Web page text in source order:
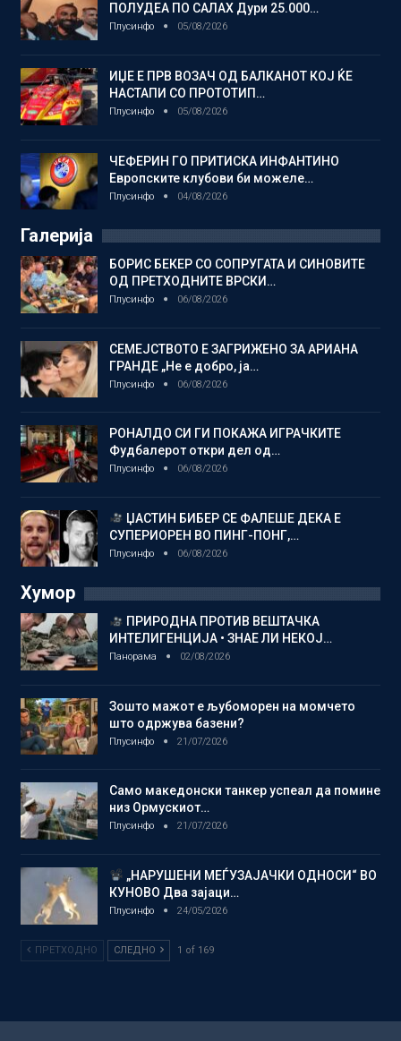
ПОЛУДЕА ПО САЛАХ Дури 25.000…
Плусинфо 05/08/2026
ИЏЕ Е ПРВ ВОЗАЧ ОД БАЛКАНОТ КОЈ ЌЕ
НАСТАПИ СО ПРОТОТИП…
Плусинфо 05/08/2026
ЧЕФЕРИН ГО ПРИТИСКА ИНФАНТИНО
Европските клубови би можеле…
Плусинфо 04/08/2026
Галерија
БОРИС БЕКЕР СО СОПРУГАТА И СИНОВИТЕ
ОД ПРЕТХОДНИТЕ ВРСКИ…
Плусинфо 06/08/2026
СЕМЕЈСТВОТО Е ЗАГРИЖЕНО ЗА АРИАНА
ГРАНДЕ „Не е добро, ја…
Плусинфо 06/08/2026
РОНАЛДО СИ ГИ ПОКАЖА ИГРАЧКИТЕ
Фудбалерот откри дел од…
Плусинфо 06/08/2026
ЏАСТИН БИБЕР СЕ ФАЛЕШЕ ДЕКА Е
СУПЕРИОРЕН ВО ПИНГ-ПОНГ,…
Плусинфо 06/08/2026
Хумор
ПРИРОДНА ПРОТИВ ВЕШТАЧКА
ИНТЕЛИГЕНЦИЈА • ЗНАЕ ЛИ НЕКОЈ…
Панорама 02/08/2026
Зошто мажот е љубоморен на момчето
што одржува базени?
Плусинфо 21/07/2026
Само македонски танкер успеал да помине
низ Ормускиот…
Плусинфо 21/07/2026
„НАРУШЕНИ МЕЃУЗАЈАЧКИ ОДНОСИ“ ВО
КУНОВО Два зајаци…
Плусинфо 24/05/2026
ПРЕТХОДНО СЛЕДНО 1 of 169